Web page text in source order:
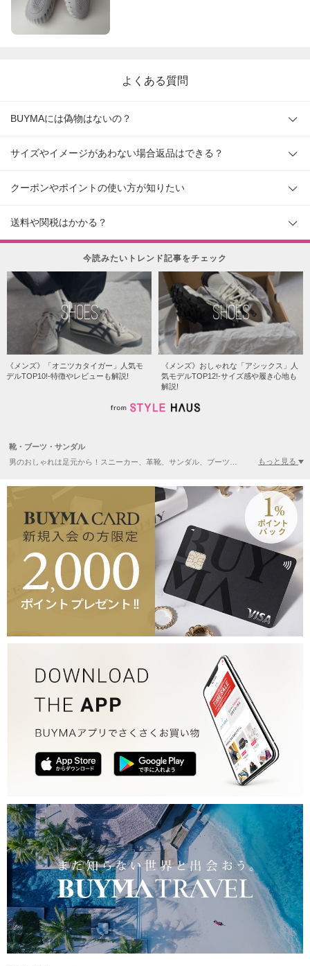
よくある質問
BUYMAには偽物はないの？
サイズやイメージがあわない場合返品はできる？
クーポンやポイントの使い方が知りたい
送料や関税はかかる？
今読みたいトレンド記事をチェック
SHOES
《メンズ》「オニツカタイガー」人気モ
デルTOP10!-特徴やレビューも解説!
SHOES
《メンズ》おしゃれな「アシックス」人
気モデルTOP12!-サイズ感や履き心地も
解説!
靴・ブーツ・サンダル
もっと見る